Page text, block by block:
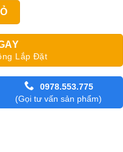
Lắp Đặt
0978.553.775
(Gọi tư vấn sản phẩm)